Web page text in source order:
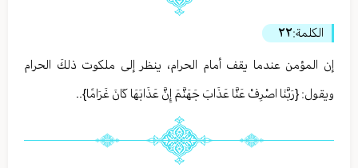
الكلمة:٢٢
إن المؤمن عندما يقف أمام الحرام، ينظر إلى ملكوت ذلكَ الحرام
ويقول: {رَبَّنَا اصْرِفْ عَنَّا عَذَابَ جَهَنَّمَ إِنَّ عَذَابَهَا كَانَ غَرَامًا}..